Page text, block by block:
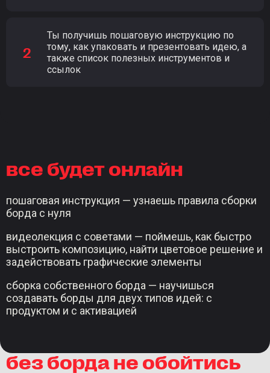
Ты получишь пошаговую инструкцию по
тому, как упаковать и презентовать идею, а
также список полезных инструментов и
ссылок
все будет онлайн
пошаговая инструкция — узнаешь правила сборки
борда с нуля
видеолекция с советами — поймешь, как быстро
выстроить композицию, найти цветовое решение и
задействовать графические элементы
сборка собственного борда — научишься
создавать борды для двух типов идей: с
продуктом и с активацией
без борда не обойтись